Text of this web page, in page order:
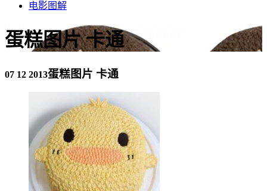
电影图解
蛋糕图片 卡通
07 12 2013蛋糕图片 卡通